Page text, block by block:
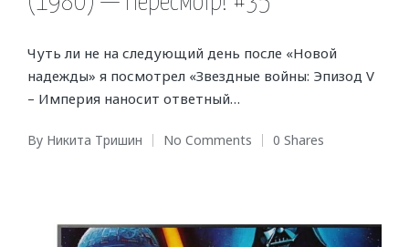
Чуть ли не на следующий день после «Новой
надежды» я посмотрел «Звездные войны: Эпизод V
– Империя наносит ответный…
Posted
By Никита Тришин No Comments 0 Shares